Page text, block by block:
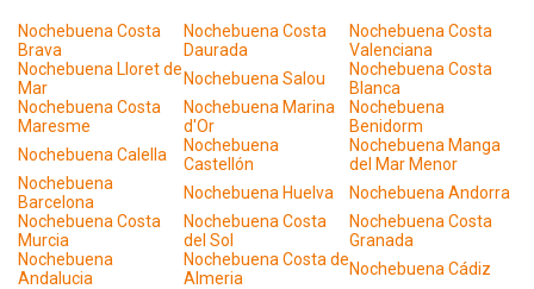
Nochebuena Costa
Brava
Nochebuena Costa
Daurada
Nochebuena Costa
Valenciana
Nochebuena Lloret de
Mar
Nochebuena Salou
Nochebuena Costa
Blanca
Nochebuena Costa
Maresme
Nochebuena Marina
d'Or
Nochebuena
Benidorm
Nochebuena Calella
Nochebuena
Castellón
Nochebuena Manga
del Mar Menor
Nochebuena
Barcelona
Nochebuena Huelva
Nochebuena Andorra
Nochebuena Costa
Murcia
Nochebuena Costa
del Sol
Nochebuena Costa
Granada
Nochebuena
Andalucia
Nochebuena Costa de
Almeria
Nochebuena Cádiz